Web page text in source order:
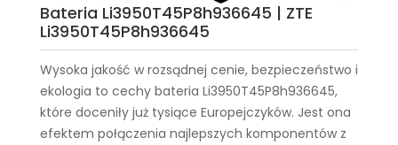
Bateria Li3950T45P8h936645 | ZTE
Li3950T45P8h936645
Wysoka jakość w rozsądnej cenie, bezpieczeństwo i
ekologia to cechy bateria Li3950T45P8h936645,
które doceniły już tysiące Europejczyków. Jest ona
efektem połączenia najlepszych komponentów z